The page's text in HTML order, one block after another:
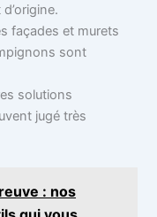
façades et murets
sont
solutions
jugé très
: nos